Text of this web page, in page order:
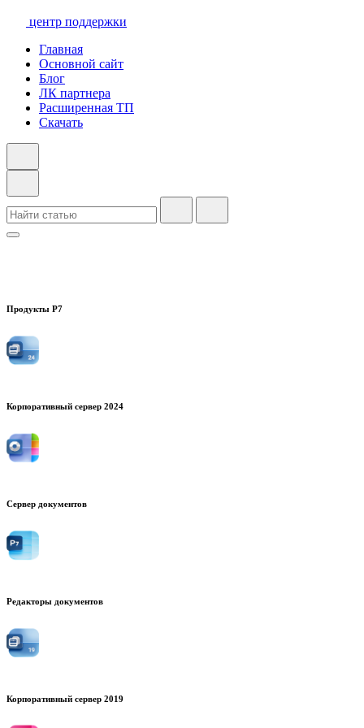
центр поддержки
Главная
Основной сайт
Блог
ЛК партнера
Расширенная ТП
Скачать
Продукты Р7
Корпоративный сервер 2024
Сервер документов
Редакторы документов
Корпоративный сервер 2019